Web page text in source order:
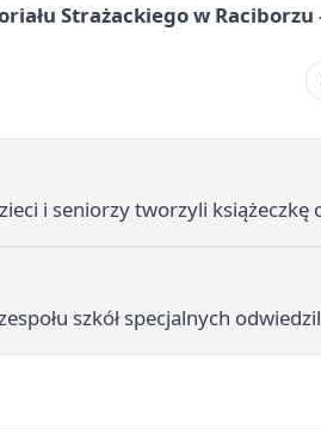
Strażackiego w
i seniorzy tworzyli książeczkę
szkół specjalnych